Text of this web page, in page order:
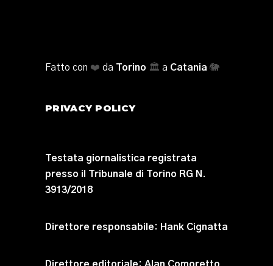
Fatto con ❤️ da Torino 🏛️ a Catania 🐘
PRIVACY POLICY
Testata giornalistica registrata
presso il Tribunale di Torino RG N.
3913/2018
Direttore responsabile: Hank Cignatta